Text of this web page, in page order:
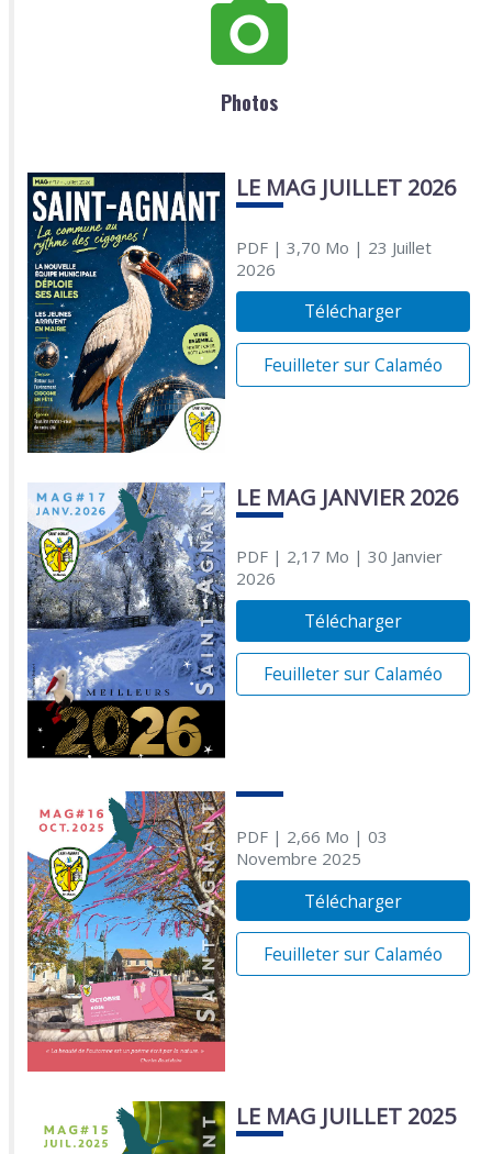
Photos
LE MAG JUILLET 2026
PDF| 3,70 Mo | 23 Juillet
2026
Télécharger
Feuilleter sur Calaméo
LE MAG JANVIER 2026
PDF| 2,17 Mo | 30 Janvier
2026
Télécharger
Feuilleter sur Calaméo
PDF| 2,66 Mo | 03
Novembre 2025
Télécharger
Feuilleter sur Calaméo
LE MAG JUILLET 2025